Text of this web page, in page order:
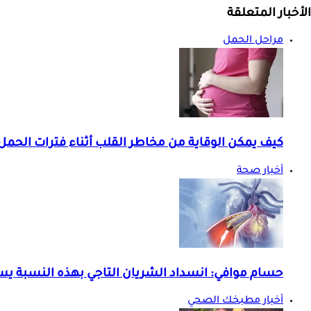
الأخبار المتعلقة
مراحل الحمل
كيف يمكن الوقاية من مخاطر القلب أثناء فترات
أخبار صحة
حسام موافي: انسداد الشريان التاجي بهذه النسبة
أخبار مطبخك الصحي